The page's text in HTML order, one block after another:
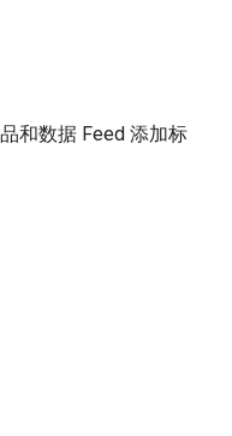
和数据 Feed 添加标